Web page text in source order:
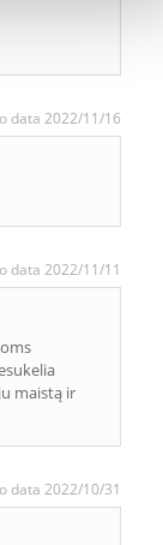
data 2022/11/16
data 2022/11/11
maistą ir
data 2022/10/31